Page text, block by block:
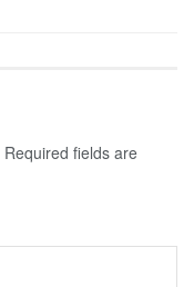
Required fields are